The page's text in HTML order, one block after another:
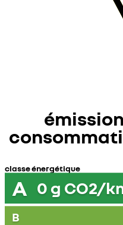
classe énergétique
A 0 g CO2/
B